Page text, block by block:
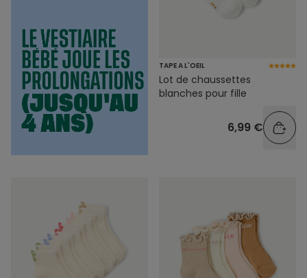
TAPE A L'OEIL
Lot de chaussettes
blanches pour fille
6,99 €